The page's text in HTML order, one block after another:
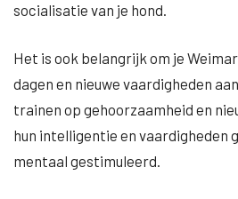
socialisatie van je hond.
Het is ook belangrijk om je
dagen en nieuwe vaardigheden
trainen op gehoorzaamheid en
hun intelligentie en vaardigheden
mentaal gestimuleerd.